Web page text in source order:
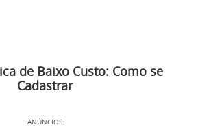
de Baixo Custo: Como se
Cadastrar
ANÚNCIOS